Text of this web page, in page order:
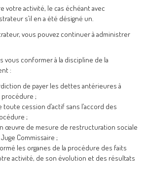
votre activité, le cas échéant avec
s’il en a été désigné un.
vous pouvez continuer à administrer
vous conformer à la discipline de la
:
de payer les dettes antérieures à
procédure ;
cession d’actif sans l’accord des
;
œuvre de mesure de restructuration sociale
Commissaire ;
les organes de la procédure des faits
activité, de son évolution et des résultats